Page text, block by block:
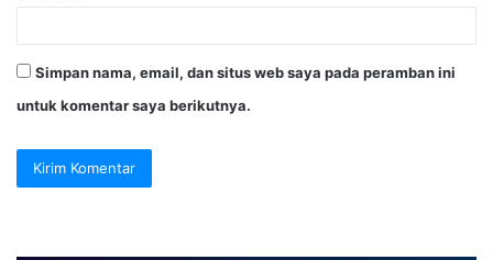
Simpan nama, email, dan situs web saya pada peramban ini
untuk komentar saya berikutnya.